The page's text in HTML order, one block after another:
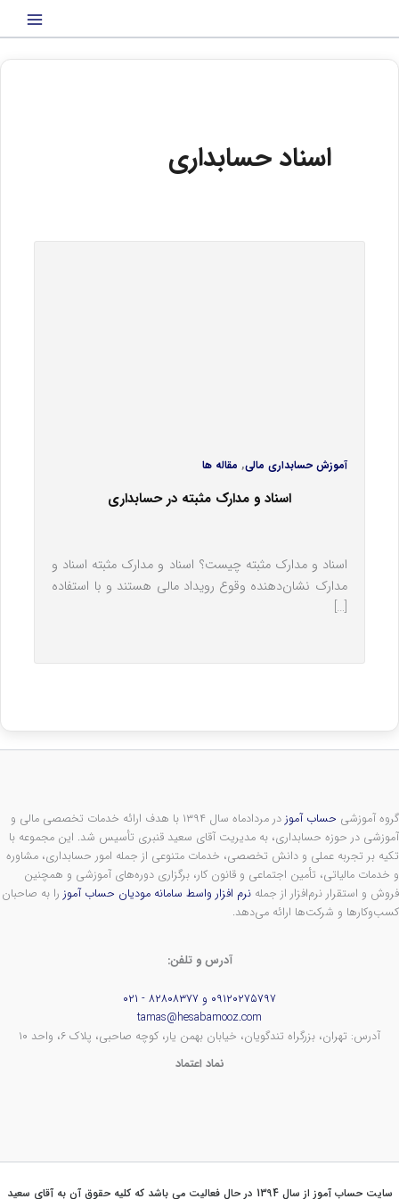
اسناد حسابداری
آموزش حسابداری مالی, مقاله ها
اسناد و مدارک مثبته در حسابداری
اسناد و مدارک مثبته چیست؟ اسناد و مدارک مثبته اسناد و
مدارک نشان‌دهنده وقوع رویداد مالی هستند و با استفاده
[…]
گروه آموزشی حساب آموز
در مردادماه سال ۱۳۹۴ با هدف ارائه خدمات تخصصی مالی و
آموزشی در حوزه حسابداری، به مدیریت آقای سعید قنبری تأسیس شد. این مجموعه با
تکیه بر تجربه عملی و دانش تخصصی، خدمات متنوعی از جمله امور حسابداری، مشاوره
و خدمات مالیاتی، تأمین اجتماعی و قانون کار، برگزاری دوره‌های آموزشی و همچنین
فروش و استقرار نرم‌افزار از جمله نرم افزار واسط سامانه مودیان حساب آموزرا به صاحبان
کسب‌وکارها و شرکت‌ها ارائه می‌دهد.
آدرس و تلفن:
۰۹۱۲۰۲۷۵۷۹۷ و ۸۲۸۰۸۳۷۷ - ۰۲۱
tamas@hesabamooz.com
آدرس: تهران، بزرگراه تندگویان، خیابان بهمن یار، کوچه صاحبی، پلاک ۶، واحد ۱۰
نماد اعتماد
سایت حساب آموز از سال 1394 در حال فعالیت می باشد که کلیه حقوق آن به آقای سعید